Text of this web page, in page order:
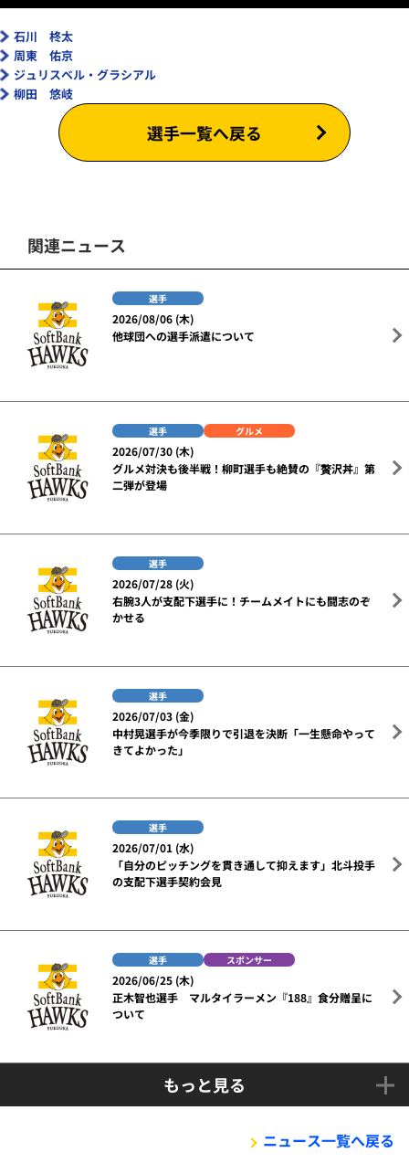
石川 柊太
周東 佑京
ジュリスベル・グラシアル
柳田 悠岐
選手一覧へ戻る
関連ニュース
選手
2026/08/06 (木)
他球団への選手派遣について
選手 グルメ
2026/07/30 (木)
グルメ対決も後半戦！柳町選手も絶賛の『贅沢丼』第
二弾が登場
選手
2026/07/28 (火)
右腕3人が支配下選手に！チームメイトにも闘志のぞ
かせる
選手
2026/07/03 (金)
中村晃選手が今季限りで引退を決断「一生懸命やって
きてよかった」
選手
2026/07/01 (水)
「自分のピッチングを貫き通して抑えます」北斗投手
の支配下選手契約会見
選手 スポンサー
2026/06/25 (木)
正木智也選手 マルタイラーメン『188』食分贈呈に
ついて
もっと見る
ニュース一覧へ戻る